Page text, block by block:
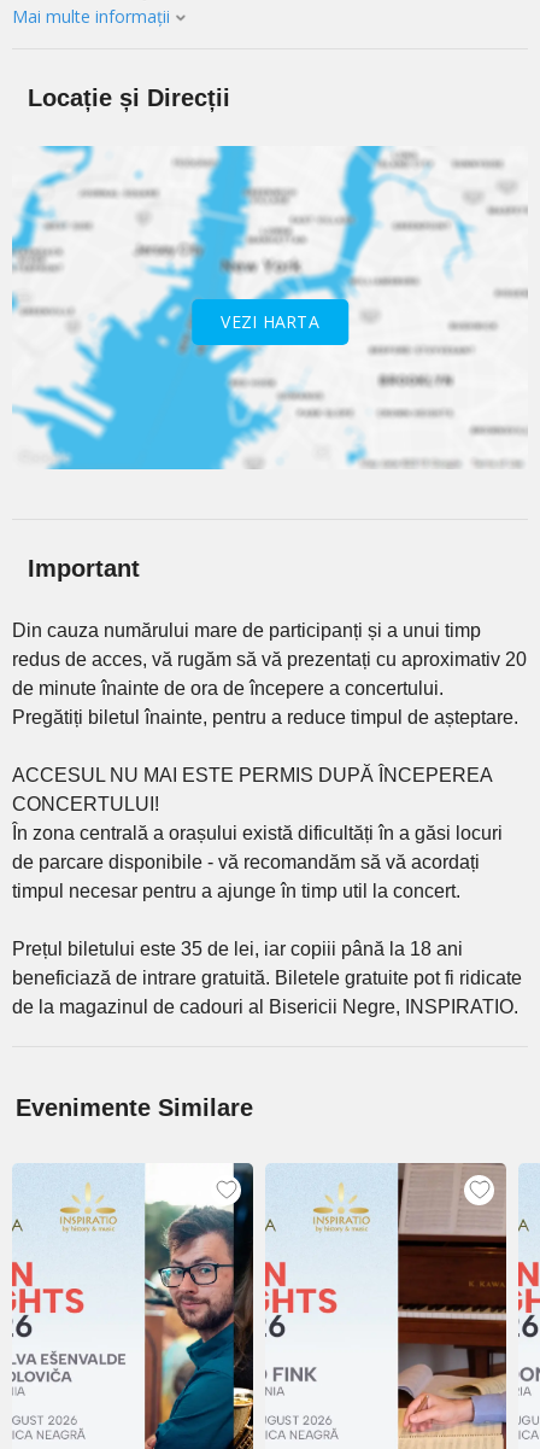
Mai multe informații
Locație și Direcții
VEZI HARTA
Important
Din cauza numărului mare de participanți și a unui timp
redus de acces, vă rugăm să vă prezentați cu aproximativ 20
de minute înainte de ora de începere a concertului.
Pregătiți biletul înainte, pentru a reduce timpul de așteptare.
ACCESUL NU MAI ESTE PERMIS DUPĂ ÎNCEPEREA
CONCERTULUI!
În zona centrală a orașului există dificultăți în a găsi locuri
de parcare disponibile - vă recomandăm să vă acordați
timpul necesar pentru a ajunge în timp util la concert.
Prețul biletului este 35 de lei, iar copiii până la 18 ani
beneficiază de intrare gratuită. Biletele gratuite pot fi ridicate
de la magazinul de cadouri al Bisericii Negre, INSPIRATIO.
Evenimente Similare